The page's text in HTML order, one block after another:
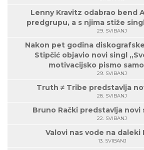
Lenny Kravitz odabrao bend
predgrupu, a s njima stiže
29. SVIBANJ
Nakon pet godina
Stipčić objavio novi singl
motivacijsko pismo
29. SVIBANJ
Truth ≠ Tribe predstavlja
28. SVIBANJ
Bruno Rački predstavlja novi
22. SVIBANJ
Valovi nas vode na daleki
13. SVIBANJ